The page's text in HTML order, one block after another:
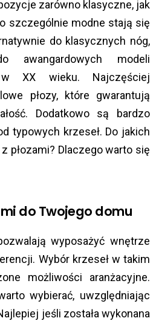
zarówno klasyczne, jak
szczególnie modne stają się
do klasycznych nóg,
awangardowych modeli
w XX wieku. Najczęściej
płozy, które gwarantują
Dodatkowo są bardzo
typowych krzeseł. Do jakich
płozami? Dlaczego warto się
do Twojego domu
wyposażyć wnętrze
Wybór krzeseł w takim
możliwości aranżacyjne.
wybierać, uwzględniając
jeśli została wykonana